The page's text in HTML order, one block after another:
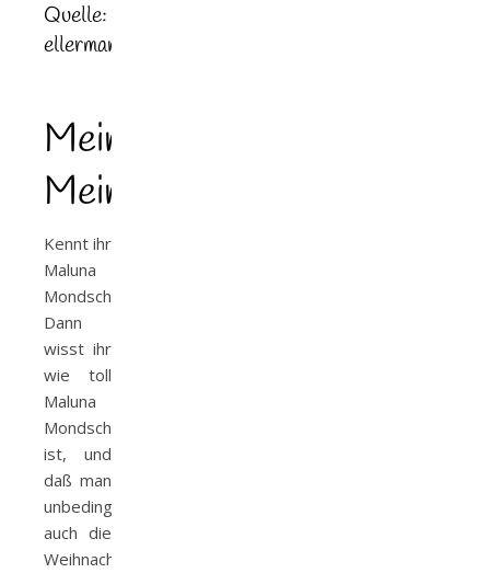
Quelle:
ellermann.de
Meine
Meinung
Kennt ihr
Maluna
Mondschein?
Dann
wisst ihr
wie toll
Maluna
Mondschein
ist, und
daß man
unbedingt
auch die
Weihnachtszeit